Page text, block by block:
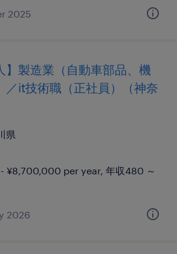
2025
】製造業（自動車部品、機
／it技術職（正社員）（神奈
県
¥8,700,000 per year, 年収480 ～
2026